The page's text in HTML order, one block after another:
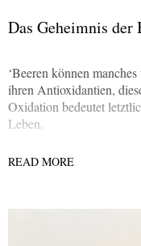
Das Geheimnis der
‘Beeren können
ihren Antioxidantien,
Oxidation bedeutet
Leben.
READ MORE